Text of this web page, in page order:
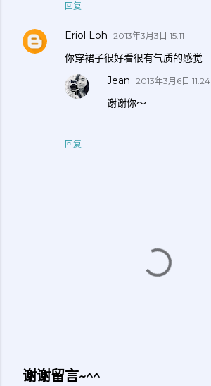
回复
Eriol Loh 2013年3月3日 15:11
你穿裙子很好看很有气质的感觉
回复
Jean 2013年3月6日 11:24
谢谢你～
谢谢留言~^^